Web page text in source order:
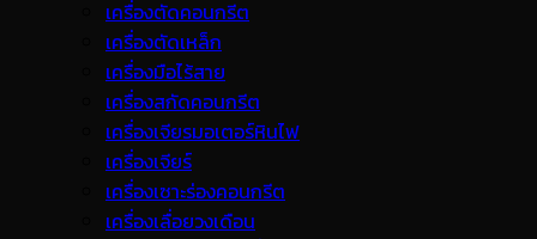
เครื่องตัดคอนกรีต
เครื่องตัดเหล็ก
เครื่องมือไร้สาย
เครื่องสกัดคอนกรีต
เครื่องเจียรมอเตอร์หินไฟ
เครื่องเจียร์
เครื่องเซาะร่องคอนกรีต
เครื่องเลื่อยวงเดือน